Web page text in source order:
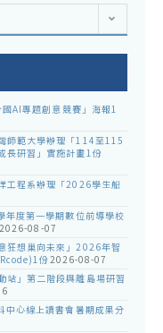
AI專題創意競賽」海報1
師範大學辦理「114至115
長研習」實施計畫1份
工程系辦理「2026學生船
度第一學期數位前導學校
2026-08-07
狂想巢向未來」2026年智
份2026-08-07
站」第二階段與離島場研習
心線上讀書會暑期成果分